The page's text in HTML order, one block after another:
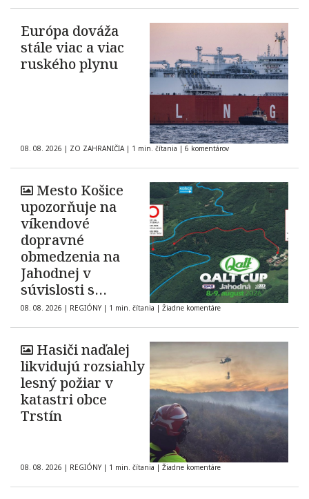
Európa dováža
stále viac a viac
ruského plynu
08. 08. 2026 | ZO ZAHRANIČIA | 1 min. čítania | 6 komentárov
Mesto Košice
upozorňuje na
víkendové
dopravné
obmedzenia na
Jahodnej v
súvislosti s
automobilovými
pretekmi
08. 08. 2026 | REGIÓNY | 1 min. čítania | Žiadne komentáre
Hasiči naďalej
likvidujú rozsiahly
lesný požiar v
katastri obce
Trstín
08. 08. 2026 | REGIÓNY | 1 min. čítania | Žiadne komentáre